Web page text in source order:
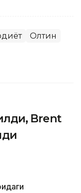
Олтин
Brent